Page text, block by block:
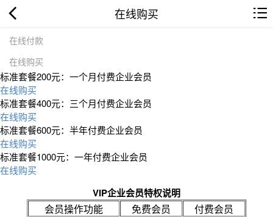
在线购买
在线付款
在线购买
标准套餐200元：一个月付费企业会员
在线购买
标准套餐400元：三个月付费企业会员
在线购买
标准套餐600元：半年付费企业会员
在线购买
标准套餐1000元：一年付费企业会员
在线购买
VIP企业会员特权说明
会员操作功能 免费会员
付费会员